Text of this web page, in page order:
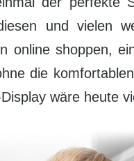
und vielen
online shoppen,
die komfortablen
wäre heute